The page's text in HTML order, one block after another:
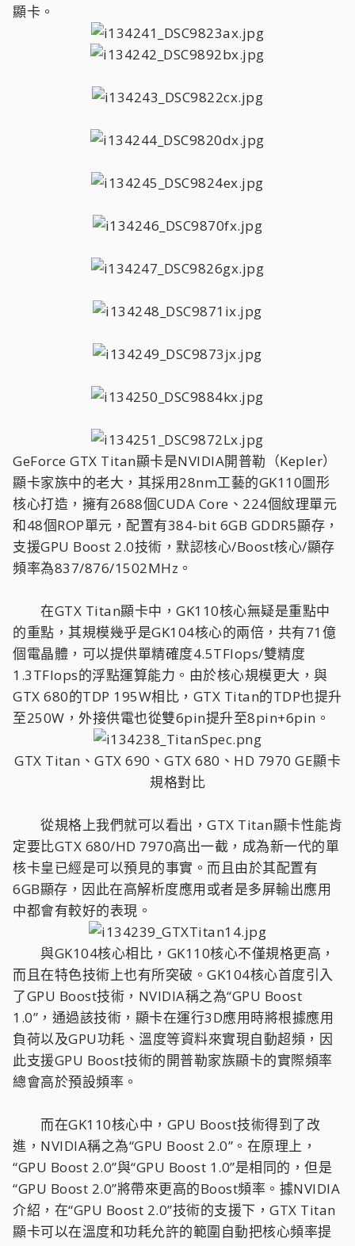
顯卡。
GeForce GTX Titan顯卡是NVIDIA開普勒（Kepler）
顯卡家族中的老大，其採用28nm工藝的GK110圖形
核心打造，擁有2688個CUDA Core、224個紋理單元
和48個ROP單元，配置有384-bit 6GB GDDR5顯存，
支援GPU Boost 2.0技術，默認核心/Boost核心/顯存
頻率為837/876/1502MHz。
在GTX Titan顯卡中，GK110核心無疑是重點中
的重點，其規模幾乎是GK104核心的兩倍，共有71億
個電晶體，可以提供單精確度4.5TFlops/雙精度
1.3TFlops的浮點運算能力。由於核心規模更大，與
GTX 680的TDP 195W相比，GTX Titan的TDP也提升
至250W，外接供電也從雙6pin提升至8pin+6pin。
GTX Titan、GTX 690、GTX 680、HD 7970 GE顯卡
規格對比​
從規格上我們就可以看出，GTX Titan顯卡性能肯
定要比GTX 680/HD 7970高出一截，成為新一代的單
核卡皇已經是可以預見的事實。而且由於其配置有
6GB顯存，因此在高解析度應用或者是多屏輸出應用
中都會有較好的表現。
與GK104核心相比，GK110核心不僅規格更高，
而且在特色技術上也有所突破。GK104核心首度引入
了GPU Boost技術，NVIDIA稱之為“GPU Boost
1.0”，通過該技術，顯卡在運行3D應用時將根據應用
負荷以及GPU功耗、溫度等資料來實現自動超頻，因
此支援GPU Boost技術的開普勒家族顯卡的實際頻率
總會高於預設頻率。
而在GK110核心中，GPU Boost技術得到了改
進，NVIDIA稱之為“GPU Boost 2.0”。在原理上，
“GPU Boost 2.0”與“GPU Boost 1.0”是相同的，但是
“GPU Boost 2.0”將帶來更高的Boost頻率。據NVIDIA
介紹，在“GPU Boost 2.0”技術的支援下，GTX Titan
顯卡可以在溫度和功耗允許的範圍自動把核心頻率提